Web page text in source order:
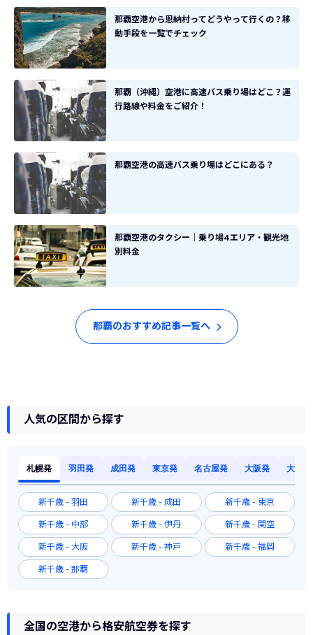
那覇空港から恩納村ってどうやって行くの？移
動手段を一覧でチェック
那覇（沖縄）空港に高速バス乗り場はどこ？運
行路線や料金をご紹介！
那覇空港の高速バス乗り場はどこにある？
那覇空港のタクシー｜乗り場4エリア・観光地
別料金
那覇のおすすめ記事一覧へ
人気の区間から探す
札幌発 羽田発 成田発 東京発 名古屋発 大阪発 大阪発
新千歳 - 羽田 新千歳 - 成田 新千歳 - 東京
新千歳 - 中部 新千歳 - 伊丹 新千歳 - 関空
新千歳 - 大阪 新千歳 - 神戸 新千歳 - 福岡
新千歳 - 那覇
全国の空港から格安航空券を探す